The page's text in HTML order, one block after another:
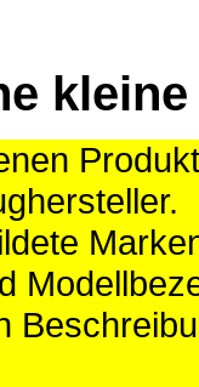
kleine